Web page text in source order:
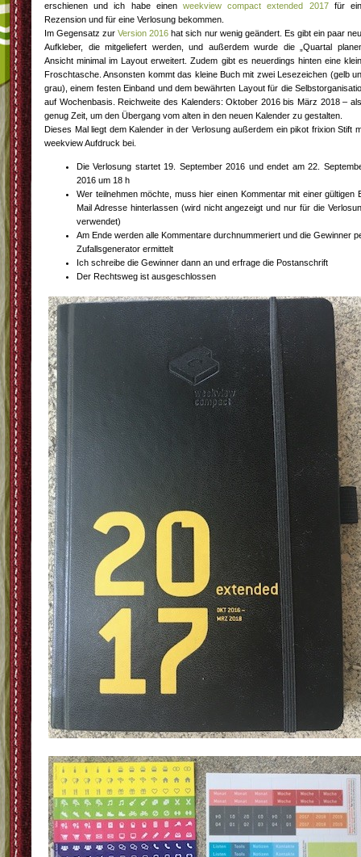
erschienen und ich habe einen weekview compact extended 2017für
Rezension und für eine Verlosung bekommen.
Im Gegensatz zurVersion 2016 hat sich nur wenig geändert. Es gibt ein paar
Aufkleber, die mitgeliefert werden, und außerdem wurde die „Quartal
Ansicht minimal im Layout erweitert. Zudem gibt es neuerdings hinten eine
Froschtasche. Ansonsten kommt das kleine Buch mit zwei Lesezeichen (gelb
grau), einem festen Einband und dem bewährten Layout für die
auf Wochenbasis. Reichweite des Kalenders: Oktober 2016 bis März 2018 –
genug Zeit, um den Übergang vom alten in den neuen Kalender zu gestalten.
Dieses Mal liegt dem Kalender in der Verlosung außerdem ein pikot frixion Stift
weekview Aufdruck bei.
Die Verlosung startet 19. September 2016 und endet am 22.
2016 um 18 h
Wer teilnehmen möchte, muss hier einen Kommentar mit einer gültigen
Mail Adresse hinterlassen (wird nicht angezeigt und nur für die
verwendet)
Am Ende werden alle Kommentare durchnummeriert und die Gewinner
Zufallsgenerator ermittelt
Ich schreibe die Gewinner dann an und erfrage die Postanschrift
Der Rechtsweg ist ausgeschlossen